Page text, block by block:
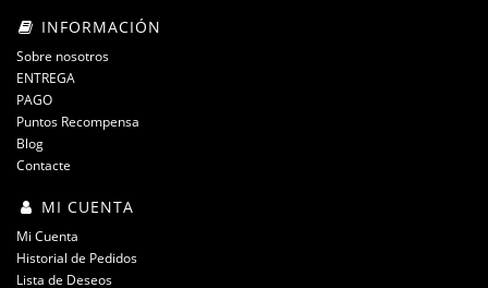
INFORMACIÓN
Sobre nosotros
ENTREGA
PAGO
Puntos Recompensa
Blog
Contacte
MI CUENTA
Mi Cuenta
Historial de Pedidos
Lista de Deseos